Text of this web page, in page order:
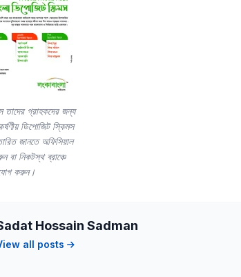
তাদের গ্রাহকদের জন্য
ডিপোজিট স্কিমস
জানতে অফিসিয়াল
বা নিকটস্থ ব্রাঞ্চে
করুন।
Hossain Sadman
all posts